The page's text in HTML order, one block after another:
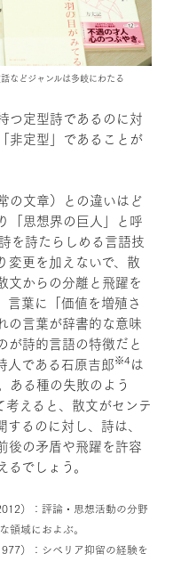
などジャンルは多岐にわたる
つ定型詩であるのに対
非定型」であることが
の文章）との違いはど
「思想界の巨人」と呼
を詩たらしめる言語技
変更を加えないで、散
文からの分離と飛躍を
言葉に「価値を増殖さ
の言葉が辞書的な意味
が詩的言語の特徴だと
人である石原吉郎※4は
ある種の失敗のよう
考えると、散文がセンテ
るのに対し、詩は、
後の矛盾や飛躍を許容
でしょう。
）：評論・思想活動の分野
領域におよぶ。
）：シベリア抑留の経験を